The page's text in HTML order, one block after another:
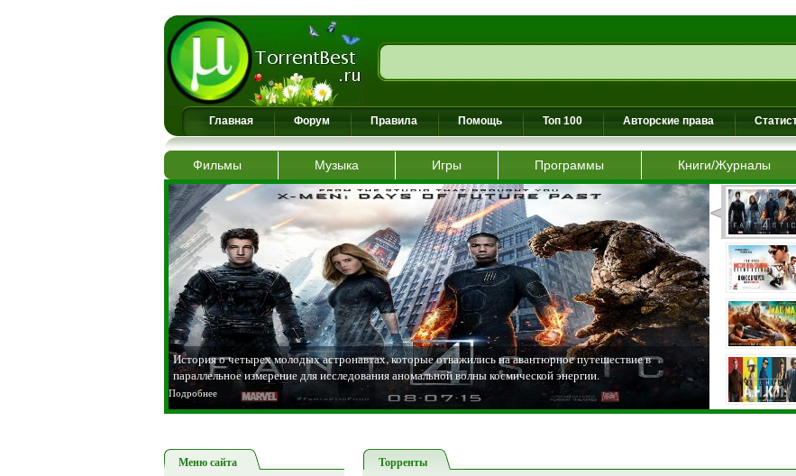
Главная Форум Правила Помощь Топ 100 Авторские права
Фильмы Музыка Игры Программы Книги/Журналы
История о четырех молодых астронавтах, которые отважились на авантюрное путешествие в
параллельное измерение для исследования аномальной волны космической энергии.
Подробнее
Меню сайта Торренты